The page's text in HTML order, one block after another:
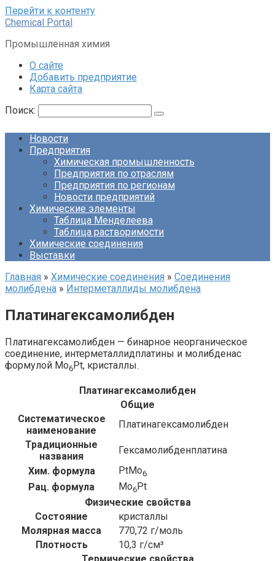
Перейти к контенту
Chemical Portal
Промышленная химия
О сайте
Добавить предприятие
Карта сайта
Поиск:
Новости
Предприятия
Химическая промышленность
Предприятия по отраслям
Предприятия по регионам
Новости предприятий
Химические элементы
Таблица Менделеева
Таблица растворимости
Химические соединения
Выставки
Главная » Химические соединения » Соединения
молибдена‎ » Интерметаллиды молибдена‎
Платинагексамолибден
Платинагексамолибден — бинарное неорганическое
соединение, интерметаллидплатины и молибденас
формулой Mo6Pt, кристаллы.
Платинагексамолибден
Общие
Систематическое
наименование
Платинагексамолибден
Традиционные
названия
Гексамолибденплатина
Хим. формула
PtMo6
Рац. формула Mo6Pt
Физические свойства
Состояние
кристаллы
Молярная масса
770,72 г/моль
Плотность
10,3 г/см³